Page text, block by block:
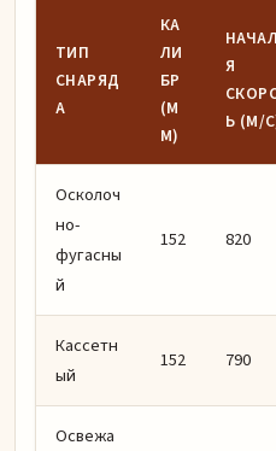
ТИП
СНАРЯД
А
КА
ЛИ
БР
(М
М)
Я
Ь (М/
Осколоч
но-
фугасны
й
152 820
Кассетн
ый
152 790
Освежа